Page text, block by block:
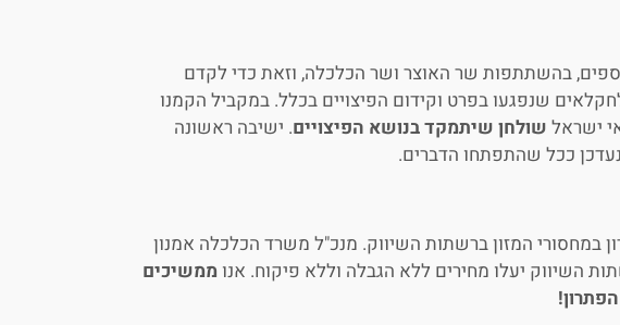
בהשתתפות שר האוצר ושר הכלכלה, וזאת כדי לקדם
שנפגעו בפרט וקידום הפיצויים בכלל. במקביל הקמנו
ישראל שולחן שיתמקד בנושא הפיצויים. ישיבה ראשונה
ככל שהתפתחו הדברים.
במחסורי המזון ברשתות השיווק. מנכ"ל משרד הכלכלה אמנון
השיווק יעלו מחירים ללא הגבלה וללא פיקוח. אנו ממשיכים